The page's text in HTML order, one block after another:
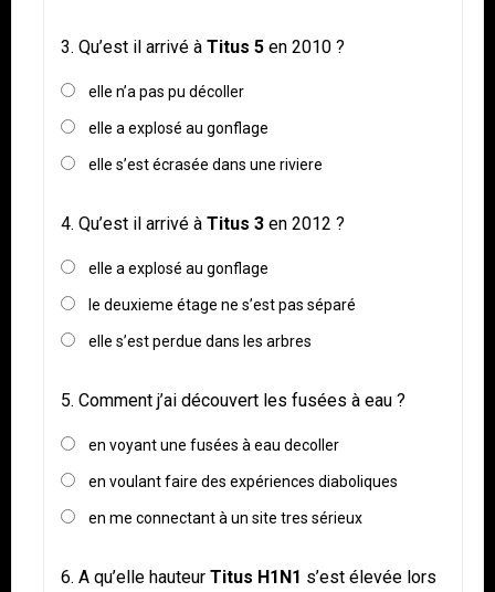
3. Qu’est il arrivé à Titus 5 en 2010 ?
elle n’a pas pu décoller
elle a explosé au gonflage
elle s’est écrasée dans une riviere
4. Qu’est il arrivé à Titus 3 en 2012 ?
elle a explosé au gonflage
le deuxieme étage ne s’est pas séparé
elle s’est perdue dans les arbres
5. Comment j’ai découvert les fusées à eau ?
en voyant une fusées à eau decoller
en voulant faire des expériences diaboliques
en me connectant à un site tres sérieux
6. A qu’elle hauteur Titus H1N1 s’est élevée lors